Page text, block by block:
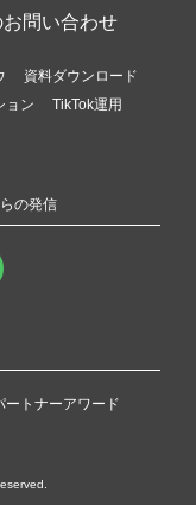
問い合わせ
資料ダウンロード
ョン
TikTok運用
の発信
ートナーアワード